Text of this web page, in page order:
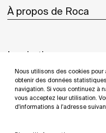
Nous utilisons des cookies pour
obtenir des données
navigation. Si vous continuez à
vous acceptez leur utilisation.
d'informations à l'adresse
À propos de Roca
Inspiration